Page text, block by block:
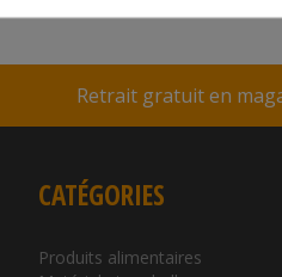
Retrait gratuit en
CATÉGORIES
Produits alimentaires